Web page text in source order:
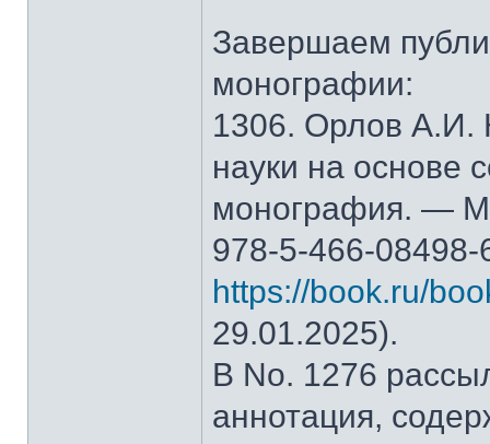
Завершаем
монографии:
1306. Орлов А.И.
науки на основе
монография. —
978-5-466-
https://book.ru/
29.01.2025).
В No. 1276
аннотация,